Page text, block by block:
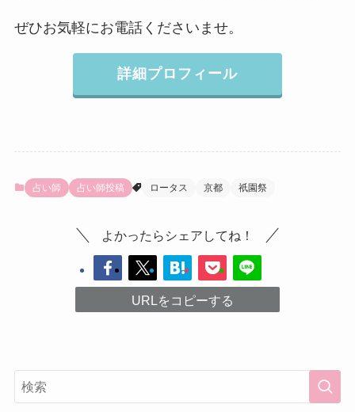
ぜひお気軽にお電話くださいませ。
詳細プロフィール
占い師 占い師投稿 ロータス 京都 祇園祭
よかったらシェアしてね！
URLをコピーする